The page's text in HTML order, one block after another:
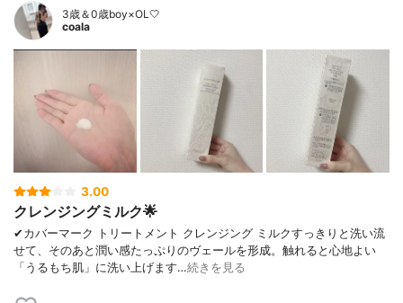
3歳＆0歳boy×OL🤍
coala
3.00
クレンジングミルク🌟
✔︎カバーマーク トリートメント クレンジング ミルクすっきりと洗い流
せて、そのあと潤い感たっぷりのヴェールを形成。触れると心地よい
「うるもち肌」に洗い上げます…続きを見る